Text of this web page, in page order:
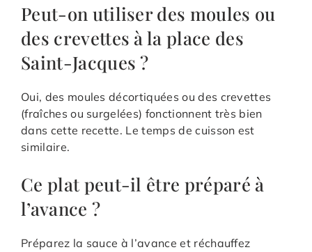
Peut-on utiliser des moules ou
des crevettes à la place des
Saint-Jacques ?
Oui, des moules décortiquées ou des crevettes
(fraîches ou surgelées) fonctionnent très bien
dans cette recette. Le temps de cuisson est
similaire.
Ce plat peut-il être préparé à
l’avance ?
Préparez la sauce à l’avance et réchauffez